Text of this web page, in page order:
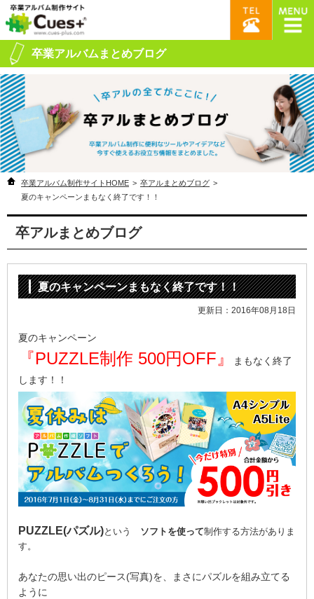
卒業アルバムまとめブログ
卒業アルバム制作サイトHOME > 卒アルまとめブログ >
夏のキャンペーンまもなく終了です！！
卒アルまとめブログ
夏のキャンペーンまもなく終了です！！
更新日：2016年08月18日
夏のキャンペーン
『PUZZLE制作 500円OFF』
まもなく終了
します！！
PUZZLE(パズル)という ソフトを使って制作する方法がありま
す。
あなたの思い出のピース(写真)を、まさにパズルを組み立てる
ように